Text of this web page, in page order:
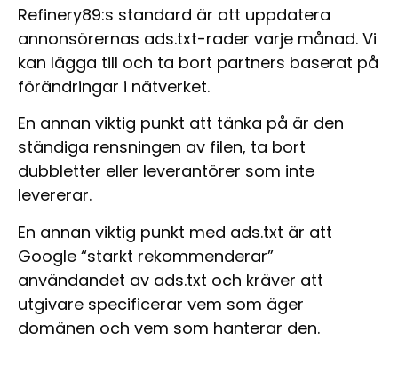
Refinery89:s standard är att uppdatera
annonsörernas ads.txt-rader varje månad. Vi
kan lägga till och ta bort partners baserat på
förändringar i nätverket.
En annan viktig punkt att tänka på är den
ständiga rensningen av filen, ta bort
dubbletter eller leverantörer som inte
levererar.
En annan viktig punkt med ads.txt är att
Google “starkt rekommenderar”
användandet av ads.txt och kräver att
utgivare specificerar vem som äger
domänen och vem som hanterar den.